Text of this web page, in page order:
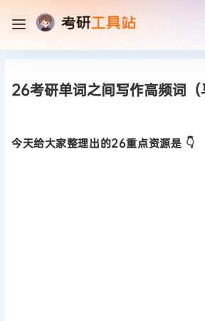
26考研单词之间写作高频词（
今天给大家整理出的26重点资源是 👇